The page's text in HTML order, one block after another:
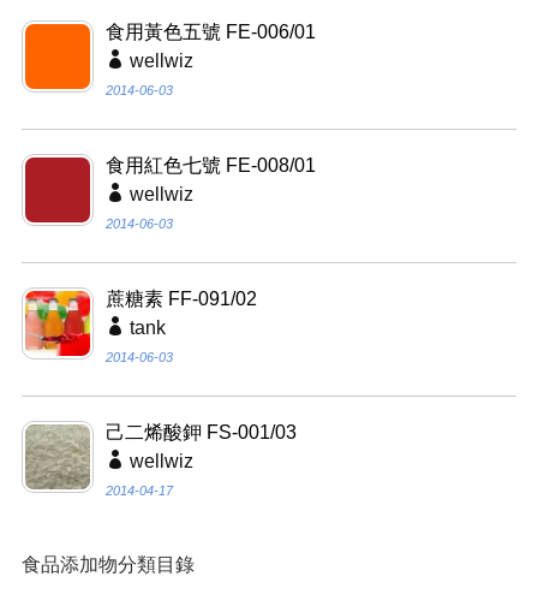
食用黃色五號 FE-006/01
wellwiz
2014-06-03
食用紅色七號 FE-008/01
wellwiz
2014-06-03
蔗糖素 FF-091/02
tank
2014-06-03
己二烯酸鉀 FS-001/03
wellwiz
2014-04-17
食品添加物分類目錄